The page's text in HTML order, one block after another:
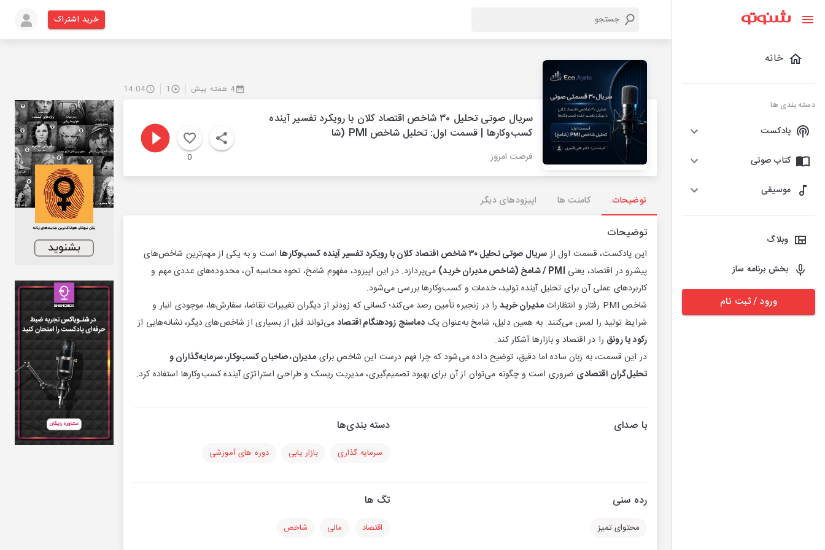
خانه
دسته بندی ها
پادکست
کتاب صوتی
موسیقی
وبلاگ
بخش برنامه ساز
ورود / ثبت نام
خرید اشتراک
4 هفته پیش 1
14:04
سریال صوتی تحلیل ۳۰ شاخص اقتصاد کلان با رویکرد تفسیر آینده
کسب‌وکارها | قسمت اول: تحلیل شاخص PMI (شا
فرصت امروز 0
توضیحات کامنت ها اپیزودهای دیگر
توضیحات
این پادکست، قسمت اول ازسریال صوتی تحلیل ۳۰ شاخص اقتصاد کلان با رویکرد تفسیر آینده کسب‌وکارها
است و به یکی از مهم‌ترین شاخص‌های
پیشرو در اقتصاد، یعنی PMI / شامخ (شاخص مدیران خرید)
می‌پردازد. در این اپیزود، مفهوم شامخ، نحوه محاسبه آن، محدوده‌های عددی مهم و
کاربردهای عملی آن برای تحلیل آینده تولید، خدمات و کسب‌وکارها بررسی می‌شود.
شاخص PMI رفتار و انتظارات
مدیران خریدرا در زنجیره تأمین رصد می‌کند؛ کسانی که زودتر از دیگران تغییرات تقاضا، سفارش‌ها، موجودی انبار و
شرایط تولید را لمس می‌کنند. به همین دلیل، شامخ به‌عنوان یک دماسنج زودهنگام اقتصادمی‌تواند قبل از بسیاری از شاخص‌های دیگر، نشانه‌هایی از
رکود یا رونق را در اقتصاد و بازارها آشکار کند.
در این قسمت، به زبان ساده اما دقیق، توضیح داده می‌شود که چرا فهم درست این شاخص برای مدیران، صاحبان کسب‌وکار، سرمایه‌گذاران و
تحلیل‌گران اقتصادی ضروری است و چگونه می‌توان از آن برای بهبود تصمیم‌گیری، مدیریت ریسک و طراحی استراتژی آینده کسب‌وکارها استفاده کرد.
با صدای دسته بندی‌ها
سرمایه گذاری بازار یابی دوره های آموزشی
رده سنی
محتوای تمیز
تگ ها
اقتصاد مالی شاخص